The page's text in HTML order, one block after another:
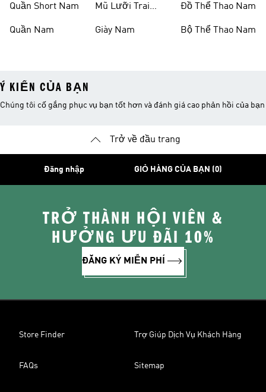
Quần Short Nam
Quần Nam
Mũ Lưỡi Trai
Giày Nam
Đồ Thể Thao Nam
Bộ Thể Thao Nam
Ý KIẾN CỦA BẠN
Chúng tôi cố gắng phục vụ bạn tốt hơn và đánh giá cao phản hồi của bạn
Trở về đầu trang
Đăng nhập GIỎ HÀNG CỦA BẠN (0)
TRỞ THÀNH HỘI VIÊN &
HƯỞNG ƯU ĐÃI 10%
ĐĂNG KÝ MIỄN PHÍ
Store Finder Trợ Giúp Dịch Vụ Khách Hàng
FAQs Sitemap